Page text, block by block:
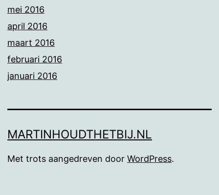
mei 2016
april 2016
maart 2016
februari 2016
januari 2016
MARTINHOUDTHETBIJ.NL
Met trots aangedreven door WordPress.